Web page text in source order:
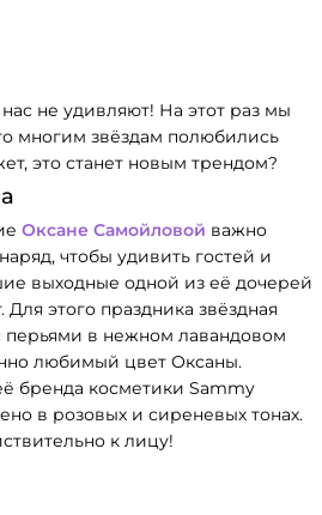
не удивляют! На этот раз мы
многим звёздам полюбились
это станет новым трендом?
Оксане Самойловой важно
чтобы удивить гостей и
выходные одной из её дочерей
Для этого праздника звёздная
перьями в нежном лавандовом
любимый цвет Оксаны.
бренда косметики Sammy
в розовых и сиреневых тонах.
к лицу!